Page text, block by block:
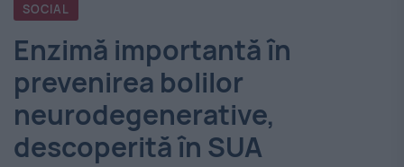
România
-
Evenimentul
Zilei
SOCIAL
Enzimă importantă în
prevenirea bolilor
neurodegenerative,
descoperită în SUA